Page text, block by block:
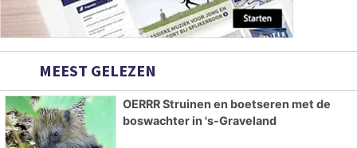
MEEST GELEZEN
OERRR Struinen en boetseren met de
boswachter in 's-Graveland